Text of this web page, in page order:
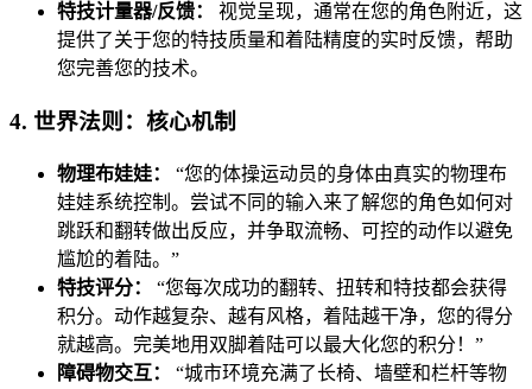
特技计量器/反馈：
视觉呈现，通常在您的角色附近，这
提供了关于您的特技质量和着陆精度的实时反馈，帮助
您完善您的技术。
4. 世界法则：核心机制
物理布娃娃：
“您的体操运动员的身体由真实的物理布
娃娃系统控制。尝试不同的输入来了解您的角色如何对
跳跃和翻转做出反应，并争取流畅、可控的动作以避免
尴尬的着陆。”
特技评分：
“您每次成功的翻转、扭转和特技都会获得
积分。动作越复杂、越有风格，着陆越干净，您的得分
就越高。完美地用双脚着陆可以最大化您的积分！”
障碍物交互：
“城市环境充满了长椅、墙壁和栏杆等物